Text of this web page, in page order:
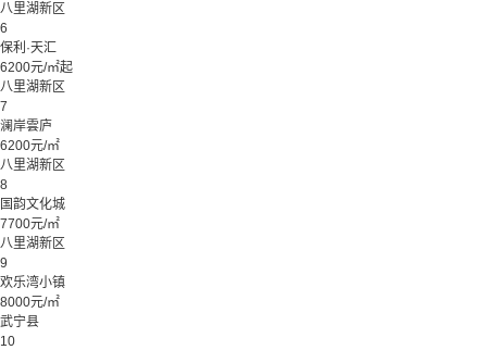
八里湖新区
6
保利·天汇
6200元/㎡起
八里湖新区
7
澜岸雲庐
6200元/㎡
八里湖新区
8
国韵文化城
7700元/㎡
八里湖新区
9
欢乐湾小镇
8000元/㎡
武宁县
10